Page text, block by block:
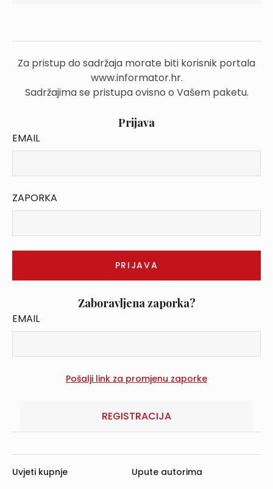
Za pristup do sadržaja morate biti korisnik portala
www.informator.hr.
Sadržajima se pristupa ovisno o Vašem paketu.
Prijava
EMAIL
ZAPORKA
Zaboravljena zaporka?
EMAIL
REGISTRACIJA
Uvjeti kupnje
Upute autorima